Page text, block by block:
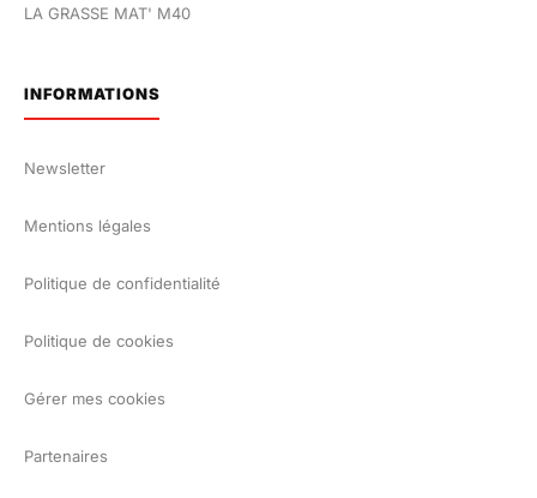
LA GRASSE MAT' M40
INFORMATIONS
Newsletter
Mentions légales
Politique de confidentialité
Politique de cookies
Gérer mes cookies
Partenaires